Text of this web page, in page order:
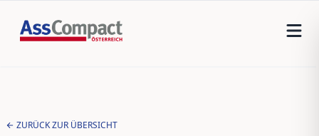
ZURÜCK ZUR ÜBERSICHT